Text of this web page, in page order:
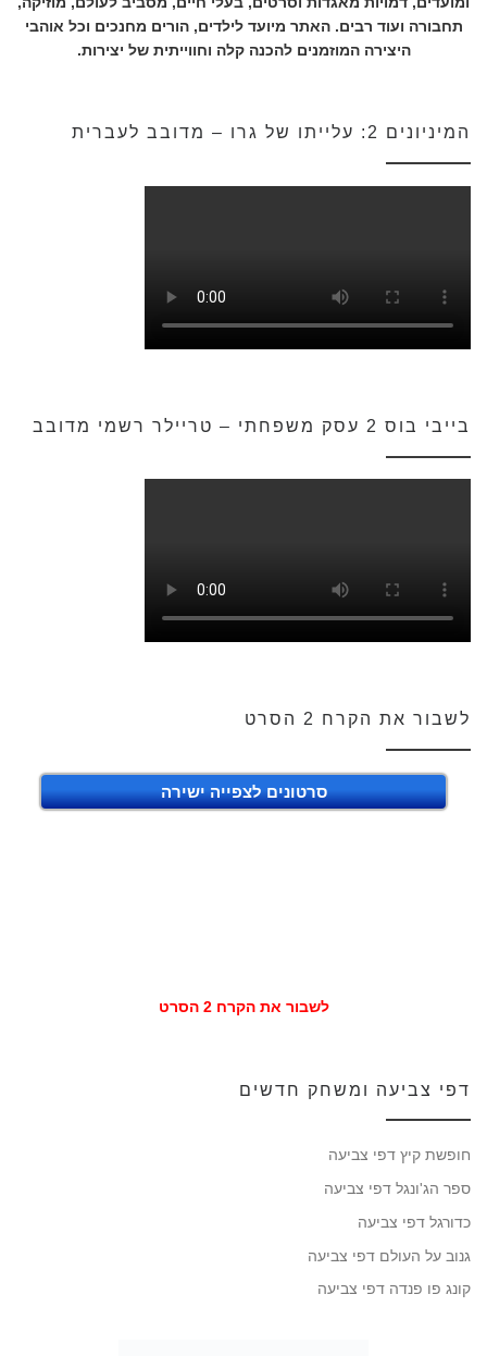
תחבורה ועוד רבים. האתר מיועד לילדים, הורים מחנכים וכל אוהבי
היצירה המוזמנים להכנה קלה וחווייתית של יצירות.
המיניונים 2: עלייתו של גרו – מדובב לעברית
בייבי בוס 2 עסק משפחתי – טריילר רשמי מדובב
לשבור את הקרח 2 הסרט
סרטונים לצפייה ישירה
לשבור את הקרח 2 הסרט
דפי צביעה ומשחק חדשים
חופשת קיץ דפי צביעה
ספר הג'ונגל דפי צביעה
כדורגל דפי צביעה
גנוב על העולם דפי צביעה
קונג פו פנדה דפי צביעה